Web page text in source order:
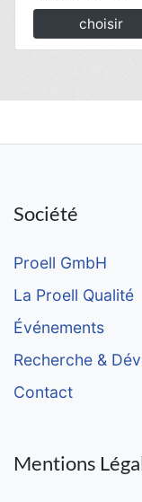
choisir
Société
Proell GmbH
La Proell Qualité
Événements
Recherche &
Contact
Mentions